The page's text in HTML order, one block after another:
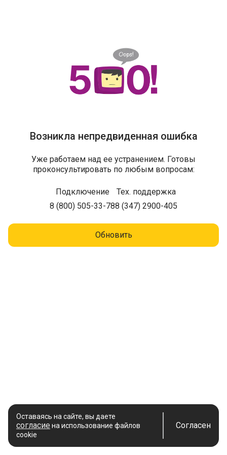
Возникла непредвиденная ошибка
Уже работаем над ее устранением. Готовы
проконсультировать по любым вопросам:
Подключение
8 (800) 505-33-78
Тех. поддержка
8 (347) 2900-405
Обновить
Оставаясь на сайте, вы даете
согласие на использование файлов
cookie
Согласен